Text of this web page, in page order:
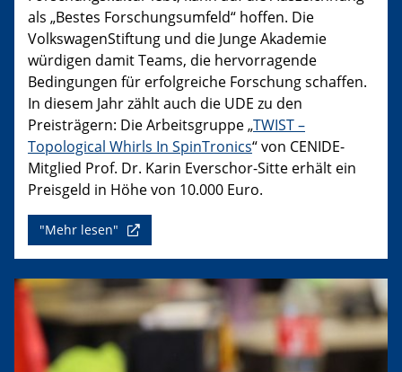
als „Bestes Forschungsumfeld“ hoffen. Die
VolkswagenStiftung und die Junge Akademie
würdigen damit Teams, die hervorragende
Bedingungen für erfolgreiche Forschung schaffen.
In diesem Jahr zählt auch die UDE zu den
Preisträgern: Die Arbeitsgruppe „TWIST –
Topological Whirls In SpinTronics“ von CENIDE-
Mitglied Prof. Dr. Karin Everschor-Sitte erhält ein
Preisgeld in Höhe von 10.000 Euro.
"Mehr lesen"